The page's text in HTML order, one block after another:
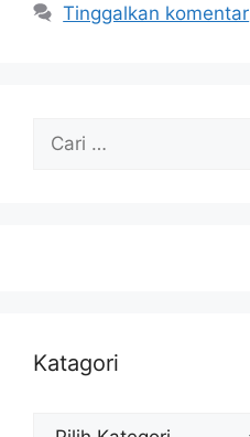
Tinggalkan komentar
untuk:
Katagori
Katagori